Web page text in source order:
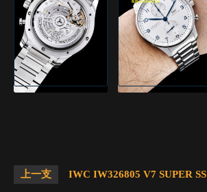
上一支 IWC IW326805 V7 SUPER SS